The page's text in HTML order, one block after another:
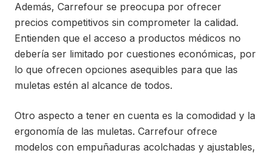
Además, Carrefour se preocupa por ofrecer
precios competitivos sin comprometer la calidad.
Entienden que el acceso a productos médicos no
debería ser limitado por cuestiones económicas, por
lo que ofrecen opciones asequibles para que las
muletas estén al alcance de todos.
Otro aspecto a tener en cuenta es la comodidad y la
ergonomía de las muletas. Carrefour ofrece
modelos con empuñaduras acolchadas y ajustables,